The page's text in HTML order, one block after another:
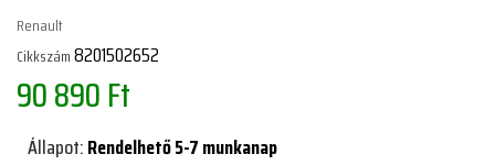
Renault
Cikkszám8201502652
90 890 Ft
Állapot:Rendelhető 5-7 munkanap